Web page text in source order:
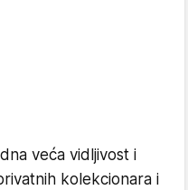
veća vidljivost i
kolekcionara i